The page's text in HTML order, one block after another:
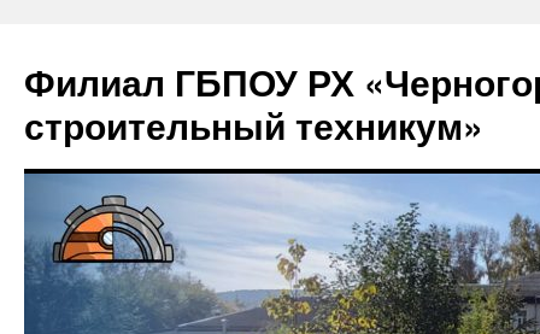
Филиал ГБПОУ РХ
строительный техникум»